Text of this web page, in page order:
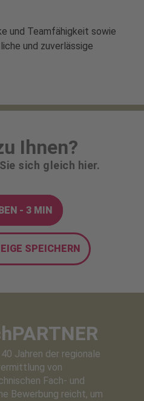
und Teamfähigkeit sowie
und zuverlässige
Ihnen?
sich gleich hier.
- 3 MIN
SPEICHERN
PARTNER
Jahren der regionale
von
Fach- und
Bewerbung reicht, um